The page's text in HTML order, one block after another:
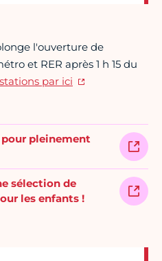
l'ouverture de
et RER après 1 h 15 du
par ici
pour pleinement
sélection de
les enfants !